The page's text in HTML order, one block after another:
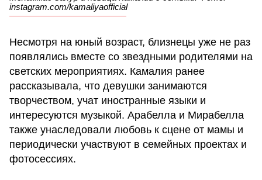
instagram.com/kamaliyaofficial
Несмотря на юный возраст, близнецы уже не раз
появлялись вместе со звездными родителями на
светских мероприятиях. Камалия ранее
рассказывала, что девушки занимаются
творчеством, учат иностранные языки и
интересуются музыкой. Арабелла и Мирабелла
также унаследовали любовь к сцене от мамы и
периодически участвуют в семейных проектах и
фотосессиях.